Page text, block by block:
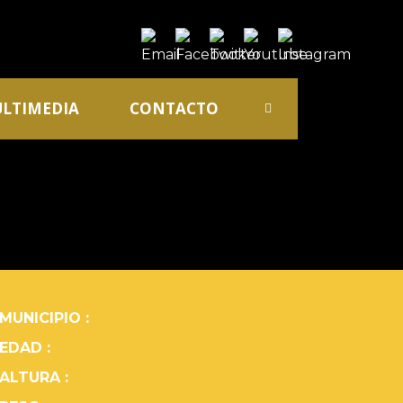
CONTACTO
MUNICIPIO :
EDAD :
ALTURA :